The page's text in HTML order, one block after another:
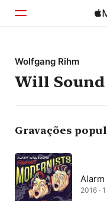
Início
Explorar
Buscar
Wolfgang Rihm
Will Sound
Gravações
Alarm
2016 ·